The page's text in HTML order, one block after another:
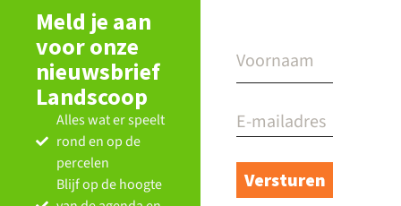
Meld je aan
voor onze
nieuwsbrief
Landscoop
Alles wat er speelt
rond en op de
percelen
Blijf op de hoogte